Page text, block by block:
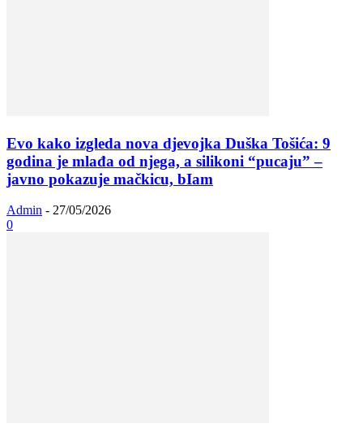
Evo kako izgleda nova djevojka Duška Tošića: 9
godina je mlađa od njega, a silikoni “pucaju” –
javno pokazuje mačkicu, bIam
Admin - 27/05/2026
0